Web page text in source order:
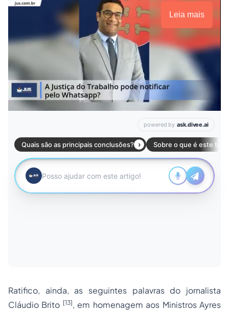
Leia mais
Ratifico, ainda, as seguintes palavras do jornalista
Cláudio Brito [13], em homenagem aos Ministros Ayres